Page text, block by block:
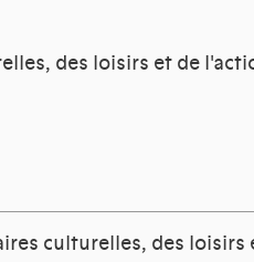
des loisirs et de
culturelles, des loisirs